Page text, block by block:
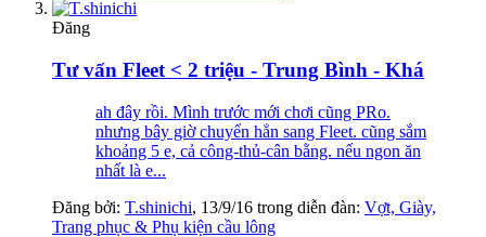
Đăng
Tư vấn Fleet < 2 triệu - Trung Bình - Khá
ah đây rồi. Mình trước mới chơi cũng PRo.
nhưng bây giờ chuyển hẳn sang Fleet. cũng sắm
khoảng 5 e, cả công-thủ-cân bằng. nếu ngon ăn
nhất là e...
Đăng bởi: T.shinichi, 13/9/16 trong diễn đàn: Vợt, Giày,
Trang phục & Phụ kiện cầu lông